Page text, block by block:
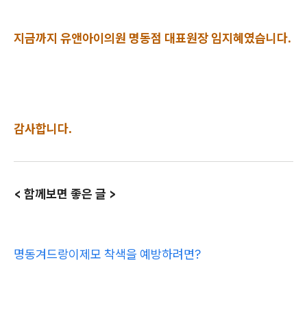
지금까지 유앤아이의원 명동점 대표원장 임지혜였습니다.
감사합니다.
< 함께보면 좋은 글 >
명동겨드랑이제모 착색을 예방하려면?